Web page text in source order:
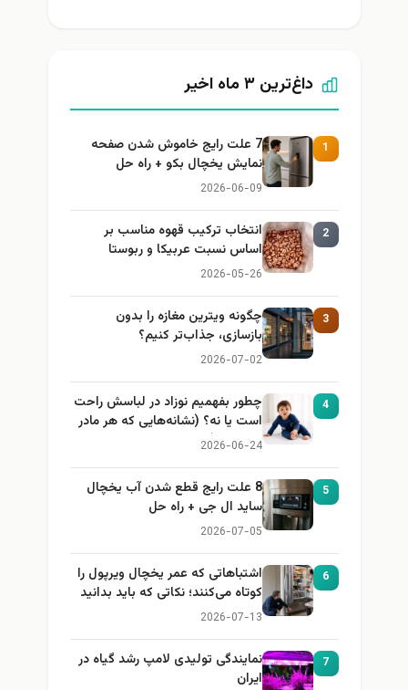
داغ‌ترین ۳ ماه اخیر
1
7 علت رایج خاموش شدن صفحه
نمایش یخچال بکو + راه حل
2026-06-09
2
انتخاب ترکیب قهوه مناسب بر
اساس نسبت عربیکا و ربوستا
2026-05-26
3
چگونه ویترین مغازه را بدون
بازسازی، جذاب‌تر کنیم؟
2026-07-02
4
چطور بفهمیم نوزاد در لباسش راحت
است یا نه؟ (نشانه‌هایی که هر مادر
باید بداند)
2026-06-24
5
8 علت رایج قطع شدن آب یخچال
ساید ال جی + راه حل
2026-07-05
6
اشتباهاتی که عمر یخچال ویرپول را
کوتاه می‌کنند؛ نکاتی که باید بدانید
2026-07-13
7
نمایندگی تولیدی لامپ رشد گیاه در
ایران